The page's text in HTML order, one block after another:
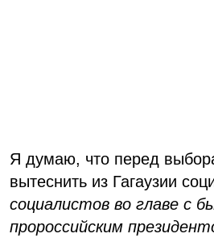
Я думаю, что перед
вытеснить из Гагаузии
социалистов во главе с
пророссийским